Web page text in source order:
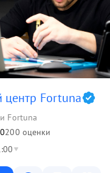
центр Fortuna
Fortuna
200 оценки